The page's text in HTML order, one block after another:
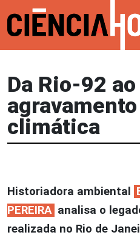
Da Rio-92 ao
climática
Historiadora ambiental
PEREIRA analisa o
realizada no Rio de